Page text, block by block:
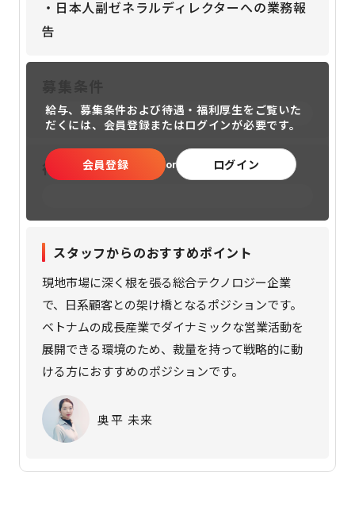
・日本人副ゼネラルディレクターへの業務報
告
給与、募集条件および待遇・福利厚生をご覧いた
だくには、 会員登録またはログインが必要です。
会員登録 or ログイン
待遇・福利厚生
奥平 未来
スタッフからのおすすめポイント
現地市場に深く根を張る総合テクノロジー企業
で、日系顧客との架け橋となるポジションです。
ベトナムの成長産業でダイナミックな営業活動を
展開できる環境のため、裁量を持って戦略的に動
ける方におすすめのポジションです。